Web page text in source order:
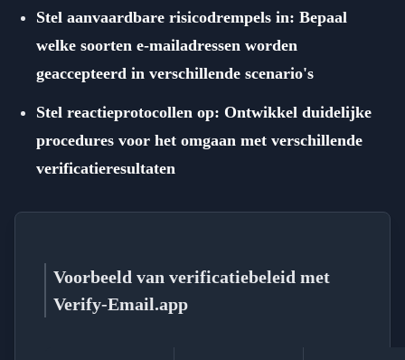
Stel aanvaardbare risicodrempels in: Bepaal
welke soorten e-mailadressen worden
geaccepteerd in verschillende scenario's
Stel reactieprotocollen op: Ontwikkel duidelijke
procedures voor het omgaan met verschillende
verificatieresultaten
Voorbeeld van verificatiebeleid met
Verify-Email.app